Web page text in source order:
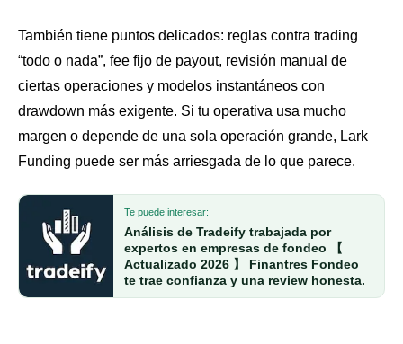
También tiene puntos delicados: reglas contra trading
“todo o nada”, fee fijo de payout, revisión manual de
ciertas operaciones y modelos instantáneos con
drawdown más exigente. Si tu operativa usa mucho
margen o depende de una sola operación grande, Lark
Funding puede ser más arriesgada de lo que parece.
Te puede interesar:
Análisis de Tradeify trabajada por
expertos en empresas de fondeo 【
Actualizado 2026 】 Finantres Fondeo
te trae confianza y una review honesta.